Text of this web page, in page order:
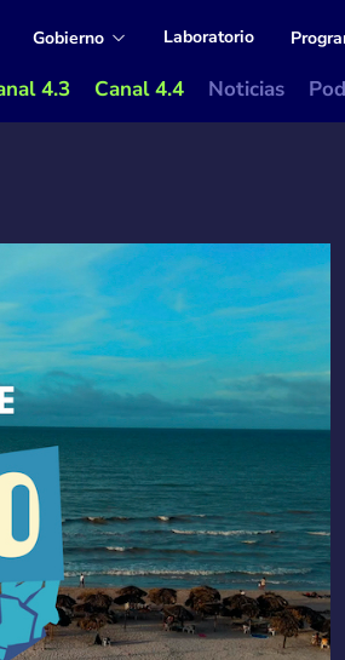
Gobierno Laboratorio
4.3 Canal 4.4 Noticias